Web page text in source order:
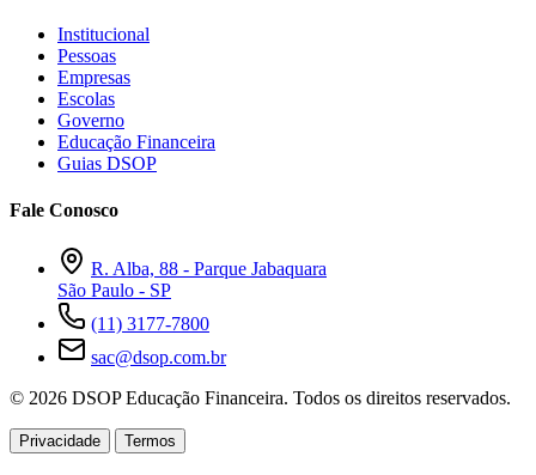
Institucional
Pessoas
Empresas
Escolas
Governo
Educação Financeira
Guias DSOP
Fale Conosco
R. Alba, 88 - Parque Jabaquara
São Paulo - SP
(11) 3177-7800
sac@dsop.com.br
© 2026 DSOP Educação Financeira. Todos os direitos reservados.
Privacidade Termos